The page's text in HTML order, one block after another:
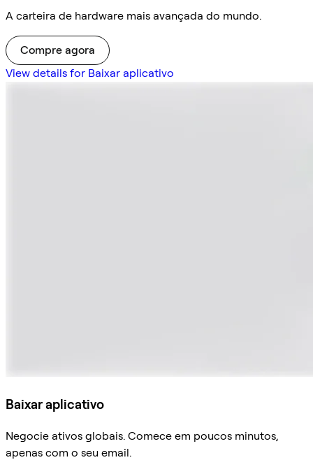
A carteira de hardware mais avançada do mundo.
Compre agora
View details for Baixar aplicativo
Baixar aplicativo
Negocie ativos globais. Comece em poucos minutos,
apenas com o seu email.